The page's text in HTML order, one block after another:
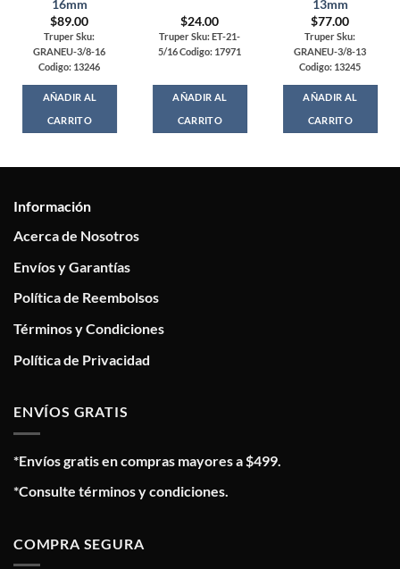
16mm
$89.00
Truper Sku:
GRANEU-3/8-16
Codigo: 13246
AÑADIR AL
CARRITO
$24.00
Truper Sku: ET-21-
5/16 Codigo: 17971
AÑADIR AL
CARRITO
13mm
$77.00
Truper Sku:
GRANEU-3/8-13
Codigo: 13245
AÑADIR AL
CARRITO
Información
Acerca de Nosotros
Envíos y Garantías
Política de Reembolsos
Términos y Condiciones
Política de Privacidad
ENVÍOS GRATIS
*Envíos gratis en compras mayores a $499.
*Consulte términos y condiciones.
COMPRA SEGURA